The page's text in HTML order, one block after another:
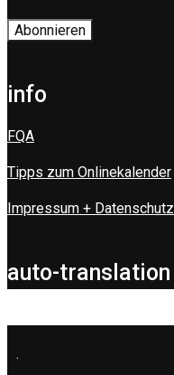
info
FQA
Tipps zum Onlinekalender
Impressum + Datenschutz
auto-translation
.